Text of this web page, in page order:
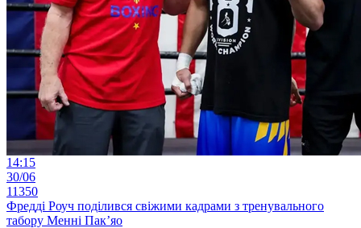
14:15
30/06
11350
Фредді Роуч поділився свіжими кадрами з тренувального
табору Менні Пак’яо